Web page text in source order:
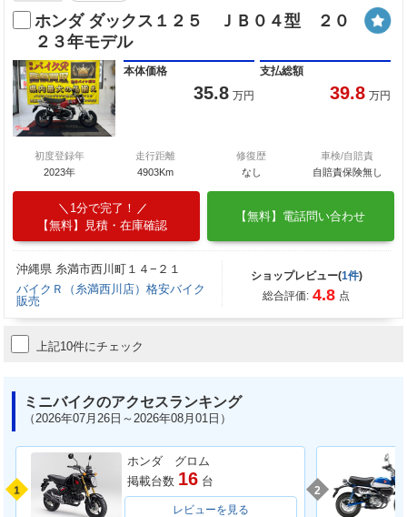
ホンダ ダックス１２５ ＪＢ０４型 ２０
２３年モデル
本体価格
35.8 万円
支払総額
39.8 万円
初度登録年
2023年
走行距離
4903Km
修復歴
なし
車検/自賠責
自賠責保険無し
1分で完了！
【無料】見積・在庫確認
【無料】電話問い合わせ
沖縄県 糸満市西川町１４−２１
バイクＲ（糸満西川店）格安バイク
販売
ショップレビュー(1件)
総合評価: 4.8 点
上記10件にチェック
ミニバイクのアクセスランキング
（2026年07月26日～2026年08月01日）
1
ホンダ グロム
掲載台数 16 台
レビューを見る
2